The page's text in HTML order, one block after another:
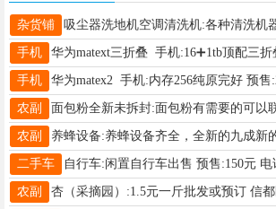
杂货铺
手机
手机
农副
农副
二手车 自行车:闲置自行车出售 预售:150元 电
农副